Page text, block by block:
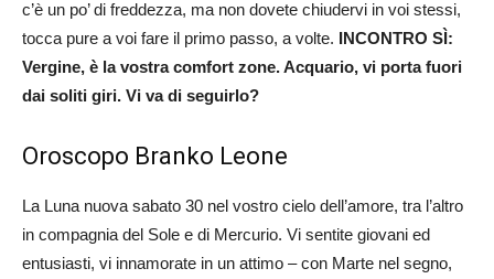
c’è un po’ di freddezza, ma non dovete chiudervi in voi stessi,
tocca pure a voi fare il primo passo, a volte. INCONTRO SÌ:
Vergine, è la vostra comfort zone. Acquario, vi porta fuori
dai soliti giri. Vi va di seguirlo?
Oroscopo Branko Leone
La Luna nuova sabato 30 nel vostro cielo dell’amore, tra l’altro
in compagnia del Sole e di Mercurio. Vi sentite giovani ed
entusiasti, vi innamorate in un attimo – con Marte nel segno,